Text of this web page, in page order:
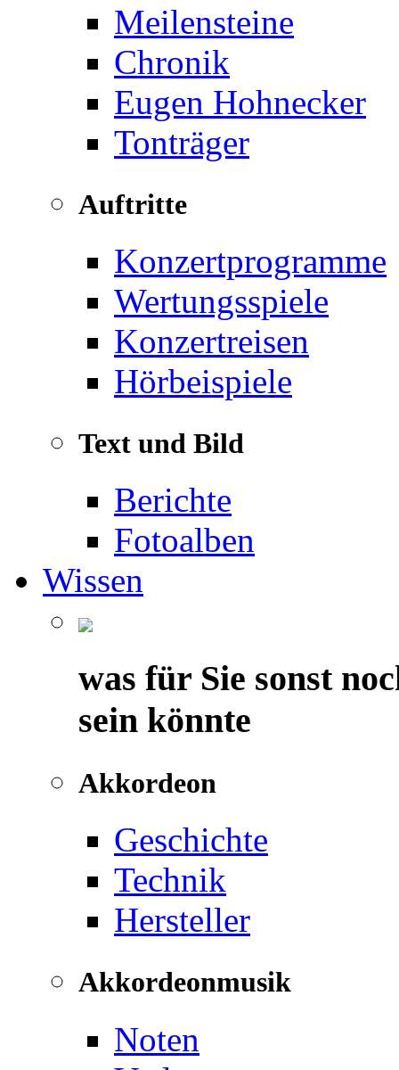
Meilensteine
Chronik
Eugen Hohnecker
Tonträger
Auftritte
Konzertprogramme
Wertungsspiele
Konzertreisen
Hörbeispiele
Text und Bild
Berichte
Fotoalben
Wissen
was für Sie sonst
sein könnte
Akkordeon
Geschichte
Technik
Hersteller
Akkordeonmusik
Noten